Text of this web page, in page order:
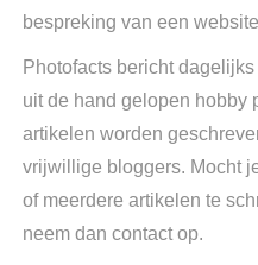
bespreking van een
Photofacts bericht
uit de hand gelopen hobby
artikelen worden
vrijwillige bloggers. Mocht
of meerdere artikelen te
neem dan contact op.